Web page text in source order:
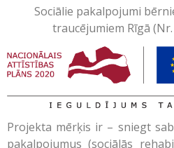
Sociālie pakalpojumi
traucējumiem Rīgā
Projekta mērķis ir – sniegt
pakalpojumus (sociālās